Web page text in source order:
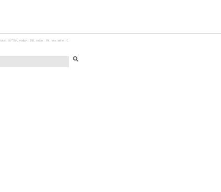
total：577854, yeday：108, today：89, now online：0